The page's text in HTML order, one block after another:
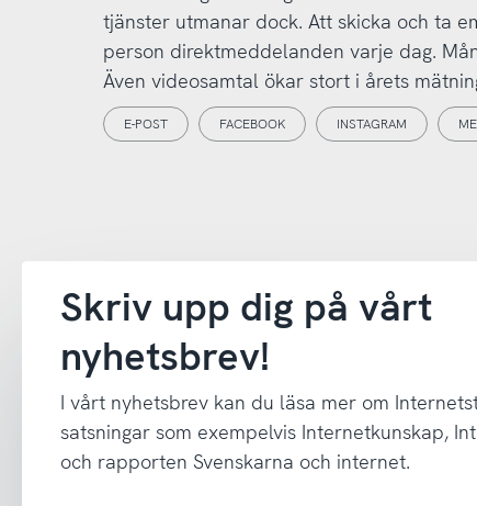
tjänster utmanar dock. Att skicka och ta
person direktmeddelanden varje dag.
Även videosamtal ökar stort i årets
E-POST FACEBOOK INSTAGRAM
Skriv upp dig på vårt
nyhetsbrev!
I vårt nyhetsbrev kan du läsa mer om
satsningar som exempelvis Internetkunskap,
och rapporten Svenskarna och internet.